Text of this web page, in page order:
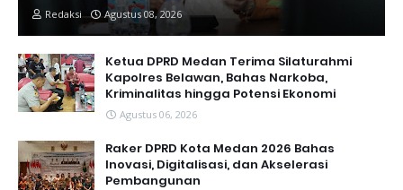
Redaksi Agustus 08, 2026
Ketua DPRD Medan Terima Silaturahmi
Kapolres Belawan, Bahas Narkoba,
Kriminalitas hingga Potensi Ekonomi
Agustus 06, 2026
Raker DPRD Kota Medan 2026 Bahas
Inovasi, Digitalisasi, dan Akselerasi
Pembangunan